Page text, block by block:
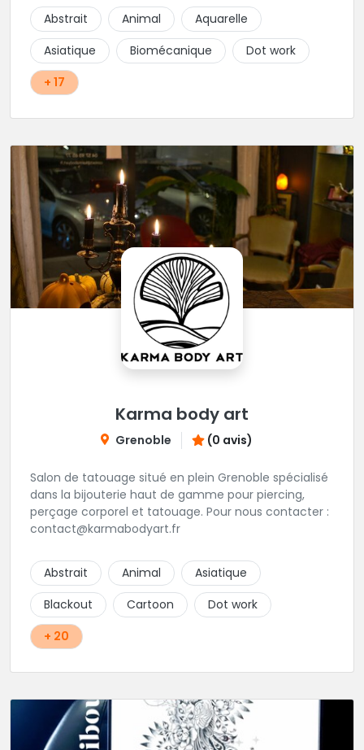
construire un projet qui vous ressemble.
Abstrait Animal
Aquarelle
Asiatique
Biomécanique
Dot work
+ 17
Karma body art
Grenoble (0 avis)
Salon de tatouage situé en plein Grenoble spécialisé
dans la bijouterie haut de gamme pour piercing,
perçage corporel et tatouage. Pour nous contacter :
contact@karmabodyart.fr
Abstrait Animal
Asiatique
Blackout
Cartoon
Dot work
+ 20